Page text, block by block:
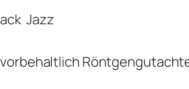
Jazz